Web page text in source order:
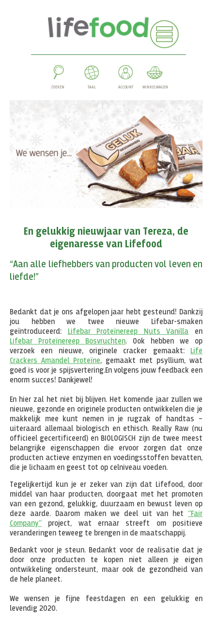
ZOEKEN TAAL ACCOUNT WINKELWAGEN
En gelukkig nieuwjaar van Tereza, de
eigenaresse van Lifefood
“Aan alle liefhebbers van producten vol leven en
liefde!”
Bedankt dat je ons afgelopen jaar hebt gesteund! Dankzij
jou hebben we twee nieuwe Lifebar-smaken
geïntroduceerd: Lifebar Proteïnereep Nuts Vanilla en
Lifebar Proteïnereep Bosvruchten. Ook hebben we op
verzoek een nieuwe, originele cracker gemaakt: Life
Crackers Amandel Proteïne, gemaakt met psyllium, wat
goed is voor je spijsvertering.En volgens jouw feedback een
enorm succes! Dankjewel!
En hier zal het niet bij blijven. Het komende jaar zullen we
nieuwe, gezonde en originele producten ontwikkelen die je
makkelijk mee kunt nemen in je rugzak of handtas –
uiteraard allemaal biologisch en ethisch. Really Raw (nu
officieel gecertificeerd) en BIOLOGISCH zijn de twee meest
belangrijke eigenschappen die ervoor zorgen dat onze
producten actieve enzymen en voedingsstoffen bevatten,
die je lichaam en geest tot op celniveau voeden.
Tegelijkertijd kun je er zeker van zijn dat Lifefood, door
middel van haar producten, doorgaat met het promoten
van een gezond, gelukkig, duurzaam en bewust leven op
deze aarde. Daarom maken we deel uit van het “Fair
Company” project, wat ernaar streeft om positieve
veranderingen teweeg te brengen in de maatschappij.
Bedankt voor je steun. Bedankt voor de realisatie dat je
door onze producten te kopen niet alleen je eigen
ontwikkeling ondersteunt, maar ook de gezondheid van
de hele planeet.
We wensen je fijne feestdagen en een gelukkig en
levendig 2020.